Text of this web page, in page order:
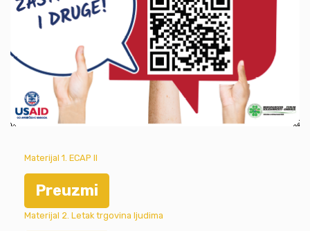
Materijal 1. ECAP II
Preuzmi
Materijal 2. Letak trgovina ljudima